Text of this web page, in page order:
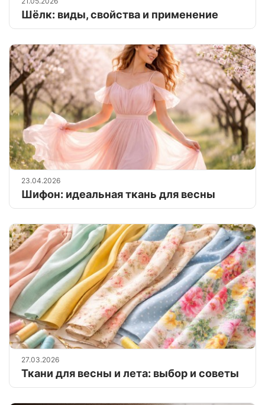
Шёлк: виды, свойства и применение
23.04.2026
Шифон: идеальная ткань для весны
27.03.2026
Ткани для весны и лета: выбор и советы